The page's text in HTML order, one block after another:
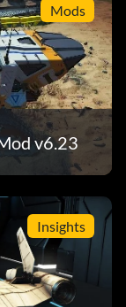
Mods
v6.23
Insights